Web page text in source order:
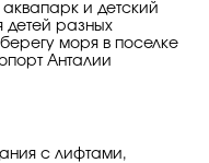
аквапарк и детский
детей разных
моря в поселке
Анталии
с лифтами,